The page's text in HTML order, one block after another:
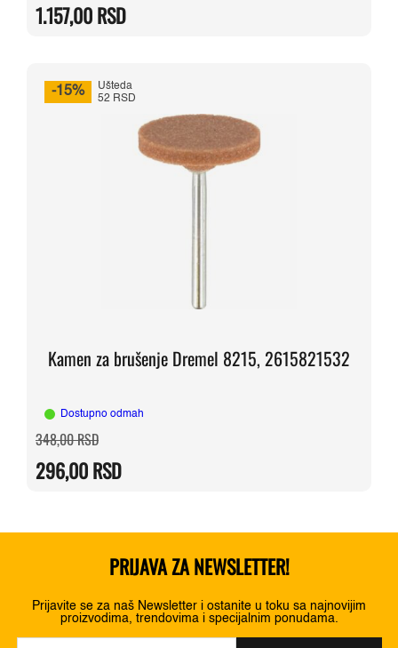
bila:
1.361,00 RSD.
1.157,00RSD
1.157,00 RSD.
-15%
Ušteda
52 RSD
Kamen za brušenje Dremel 8215, 2615821532
Dostupno odmah
348,00RSDOriginalna
cena
bila:
348,00 RSD.
296,00RSD
Trenutna
cena
296,00 RSD.
PRIJAVA ZA NEWSLETTER!
Prijavite se za naš Newsletter i ostanite u toku sa najnovijim
proizvodima, trendovima i specijalnim ponudama.